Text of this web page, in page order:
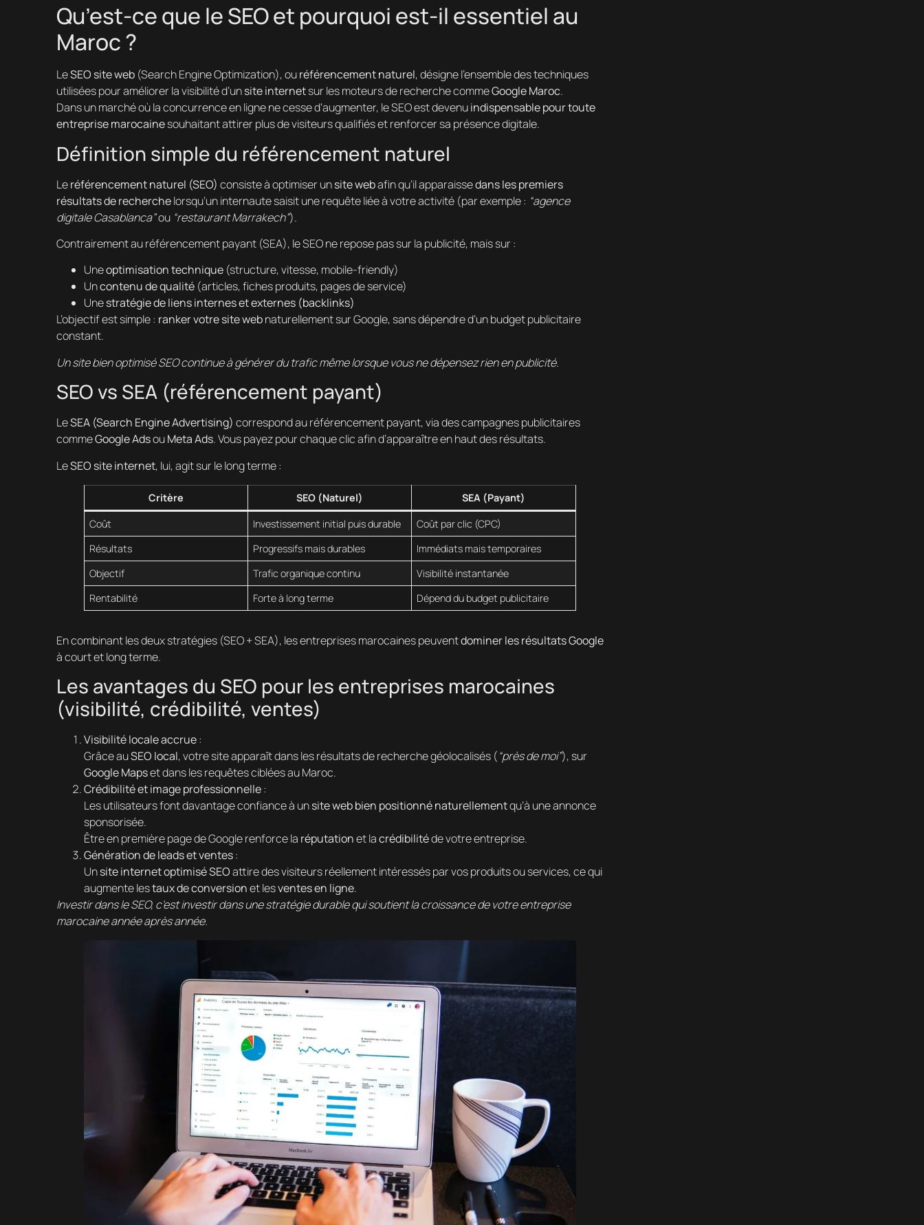
Qu’est-ce que le SEO et pourquoi est-il essentiel au
Maroc ?
LeSEO site web (Search Engine Optimization), ouréférencement naturel, désigne l’ensemble des techniques
utilisées pour améliorer la visibilité d’unsite internetsur les moteurs de recherche commeGoogle Maroc.
Dans un marché où la concurrence en ligne ne cesse d’augmenter, le SEO est devenuindispensable pour toute
entreprise marocainesouhaitant attirer plus de visiteurs qualifiés et renforcer sa présence digitale.
Définition simple du référencement naturel
Leréférencement naturel (SEO) consiste à optimiser unsite webafin qu’il apparaissedans les premiers
résultats de recherchelorsqu’un internaute saisit une requête liée à votre activité (par exemple : “agence
digitale Casablanca”ou “restaurant Marrakech”).
Contrairement au référencement payant (SEA), le SEO ne repose pas sur la publicité, mais sur :
Uneoptimisation technique (structure, vitesse, mobile-friendly)
Uncontenu de qualité (articles, fiches produits, pages de service)
Unestratégie de liens internes et externes (backlinks)
L’objectif est simple : ranker votre site webnaturellement sur Google, sans dépendre d’un budget publicitaire
constant.
Un site bien optimisé SEO continue à générer du trafic même lorsque vous ne dépensez rien en publicité.
SEO vs SEA (référencement payant)
LeSEA (Search Engine Advertising) correspond au référencement payant, via des campagnes publicitaires
commeGoogle AdsouMeta Ads. Vous payez pour chaque clic afin d’apparaître en haut des résultats.
LeSEO site internet, lui, agit sur le long terme :
Critère SEO (Naturel)
SEA (Payant)
Coût
Investissement initial puis durable
Coût par clic (CPC)
Résultats
Progressifs mais durables
Immédiats mais temporaires
Objectif
Trafic organique continu
Visibilité instantanée
Rentabilité
Forte à long terme Dépend du budget publicitaire
En combinant les deux stratégies (SEO + SEA), les entreprises marocaines peuventdominer les résultats Google
à court et long terme.
Les avantages du SEO pour les entreprises marocaines
(visibilité, crédibilité, ventes)
Visibilité locale accrue:
Grâce auSEO local, votre site apparaît dans les résultats de recherche géolocalisés (“près de moi”), sur
Google Mapset dans les requêtes ciblées au Maroc.
Crédibilité et image professionnelle:
Les utilisateurs font davantage confiance à unsite web bien positionné naturellementqu’à une annonce
sponsorisée.
Être en première page de Google renforce la réputationet lacrédibilitéde votre entreprise.
Génération de leads et ventes:
Unsite internet optimisé SEOattire des visiteurs réellement intéressés par vos produits ou services, ce qui
augmente lestaux de conversionet lesventes en ligne.
Investir dans le SEO, c’est investir dans une stratégie durable qui soutient la croissance de votre entreprise
marocaine année après année.